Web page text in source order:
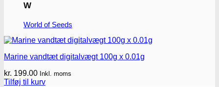
W
World of Seeds
Marine vandtæt digitalvægt 100g x 0.01g
kr. 199.00 Inkl. moms
Tilføj til kurv